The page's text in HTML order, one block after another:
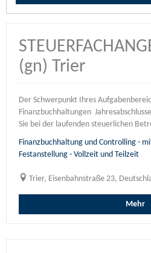
(gn) Trier
Der Schwerpunkt Ihres
Finanzbuchhaltungen
Sie bei der laufenden steuerlichen
Finanzbuchhaltung und Controlling -
Festanstellung - Vollzeit und Teilzeit
Trier, Eisenbahnstraße 23,
Mehr